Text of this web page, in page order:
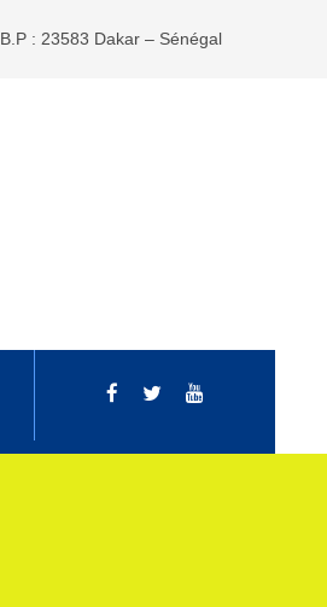
B.P : 23583 Dakar – Sénégal